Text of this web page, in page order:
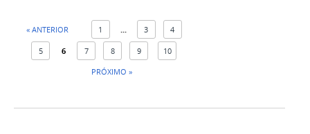
« ANTERIOR 1 3 4
5 6 7 8 9
10
PRÓXIMO »